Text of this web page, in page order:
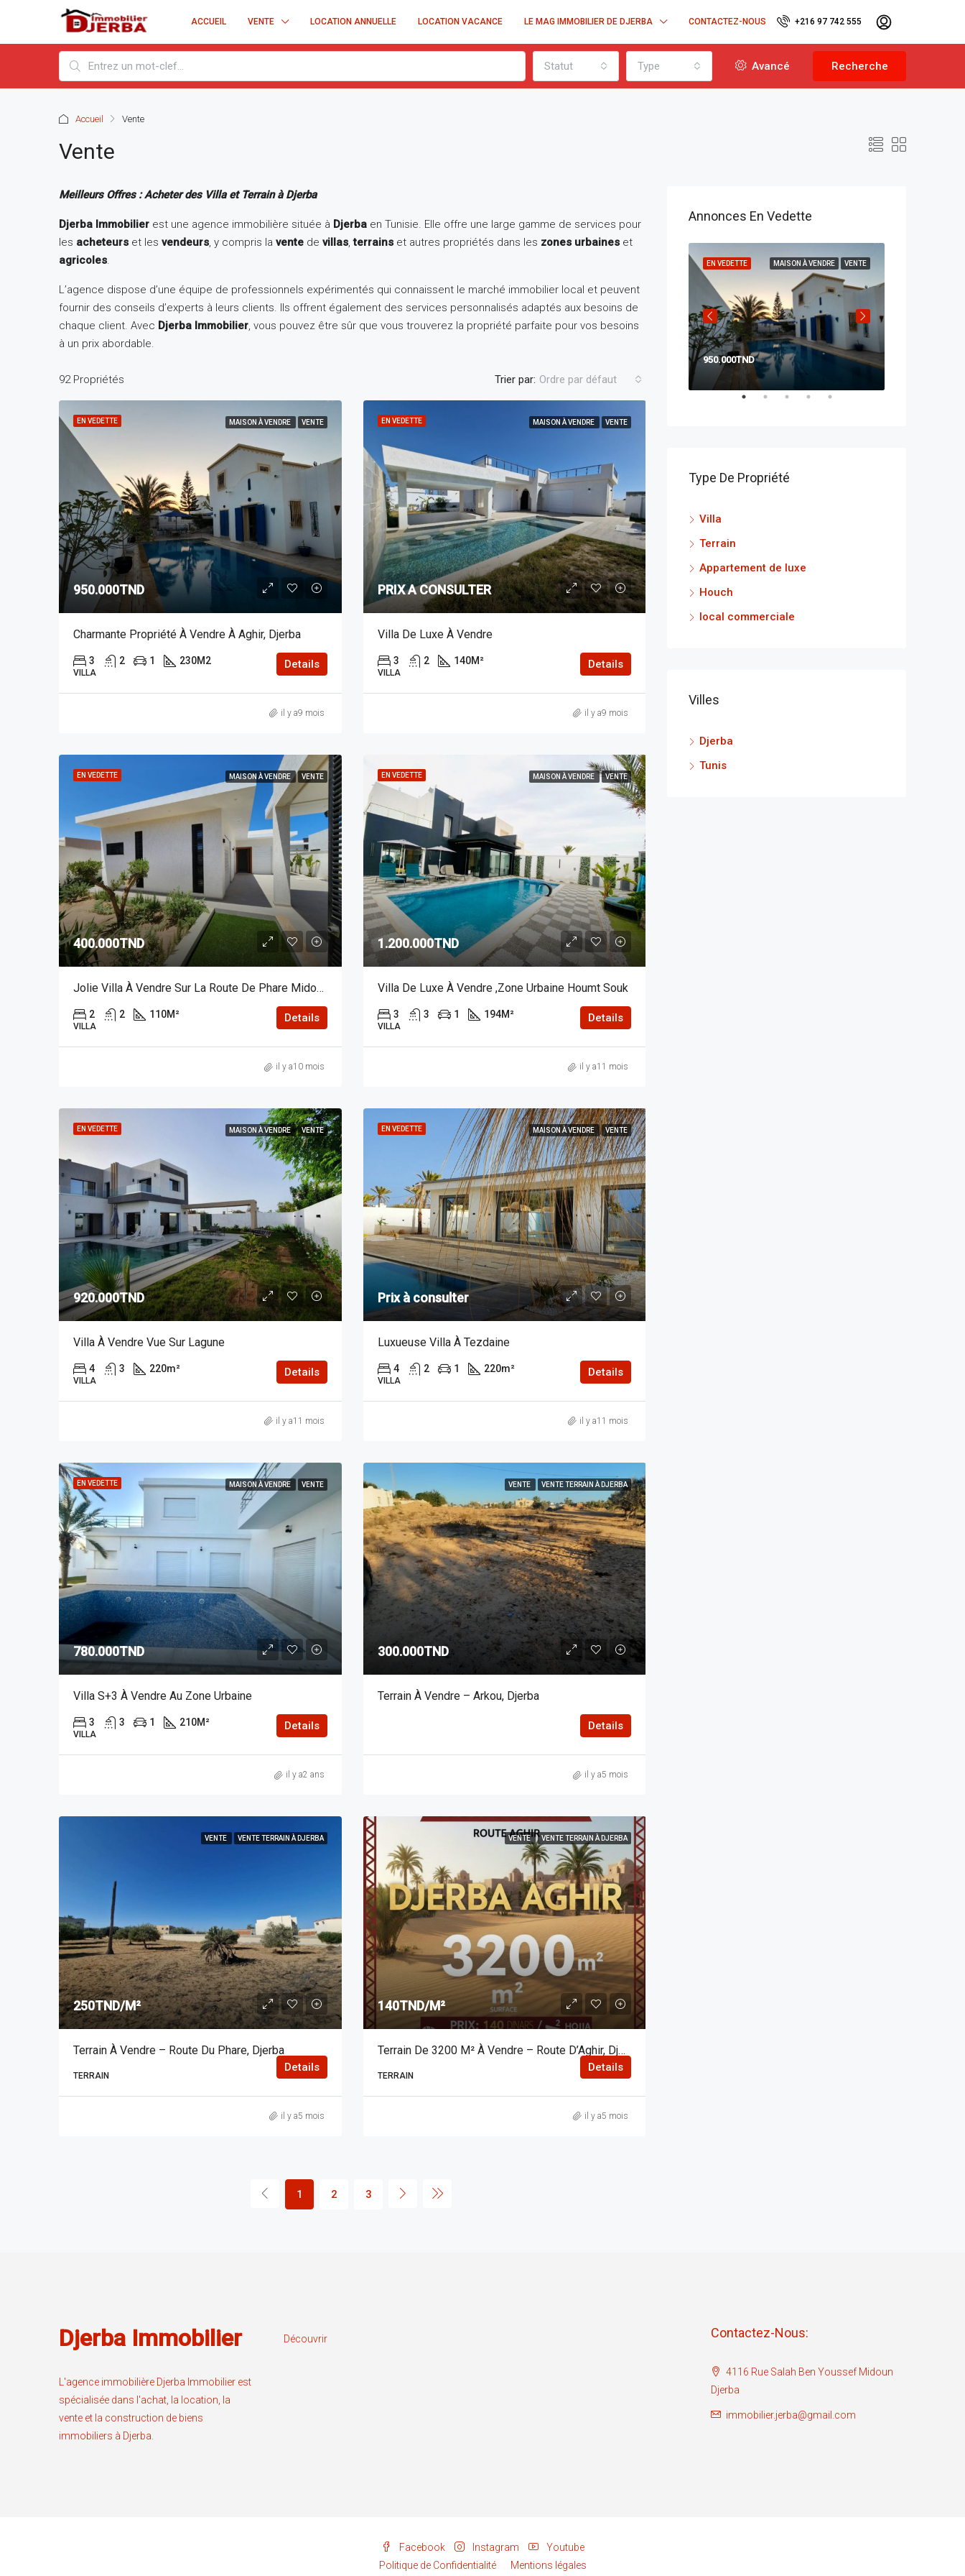
ACCUEIL VENTE LOCATION ANNUELLE LOCATION VACANCE LE MAG IMMOBILIER DE DJERBA CONTACTEZ-NOUS +216 97 742 555
Statut Type Avancé Recherche
Accueil Vente
Vente
Meilleurs Offres : Acheter des Villa et Terrain à Djerba
Djerba Immobilier est une agence immobilière située à Djerba en Tunisie. Elle offre une large gamme de services pour
les acheteurs et les vendeurs, y compris la vente de villas,terrains et autres propriétés dans les zones urbaines et
agricoles.
L’agence dispose d’une équipe de professionnels expérimentés qui connaissent le marché immobilier local et peuvent
fournir des conseils d’experts à leurs clients. Ils offrent également des services personnalisés adaptés aux besoins de
chaque client. Avec Djerba Immobilier, vous pouvez être sûr que vous trouverez la propriété parfaite pour vos besoins
à un prix abordable.
92 Propriétés Trier par: Ordre par défaut
EN VEDETTE MAISON À VENDRE VENTE
950.000TND
Charmante Propriété À Vendre À Aghir, Djerba
3 2 1 230M2
VILLA
Details
il y a9 mois
EN VEDETTE MAISON À VENDRE VENTE
PRIX A CONSULTER
Villa De Luxe À Vendre
3 2 140M²
VILLA
Details
il y a9 mois
EN VEDETTE MAISON À VENDRE VENTE
400.000TND
Jolie Villa À Vendre Sur La Route De Phare Midoun
2 2 110M²
VILLA
Details
il y a10 mois
EN VEDETTE MAISON À VENDRE VENTE
1.200.000TND
Villa De Luxe À Vendre ,Zone Urbaine Houmt Souk
3 3 1 194M²
VILLA
Details
il y a11 mois
EN VEDETTE MAISON À VENDRE VENTE
920.000TND
Villa À Vendre Vue Sur Lagune
4 3 220m²
VILLA
Details
il y a11 mois
EN VEDETTE MAISON À VENDRE VENTE
Prix à consulter
Luxueuse Villa À Tezdaine
4 2 1 220m²
VILLA
Details
il y a11 mois
EN VEDETTE MAISON À VENDRE VENTE
780.000TND
Villa S+3 À Vendre Au Zone Urbaine
3 3 1 210M²
VILLA
Details
il y a2 ans
VENTE VENTE TERRAIN À DJERBA
300.000TND
Terrain À Vendre – Arkou, Djerba
Details
il y a5 mois
VENTE VENTE TERRAIN À DJERBA
250TND/M²
Terrain À Vendre – Route Du Phare, Djerba
TERRAIN
Details
il y a5 mois
VENTE VENTE TERRAIN À DJERBA
140TND/M²
Terrain De 3200 M² À Vendre – Route D’Aghir, Djerba
TERRAIN
Details
il y a5 mois
1 2 3
Annonces En Vedette
MAISON À VENDRE VENTE
EN VEDETTE
950.000TND
Type De Propriété
Villa
Terrain
Appartement de luxe
Houch
local commerciale
Villes
Djerba
Tunis
Djerba Immobilier
L'agence immobilière Djerba Immobilier est
spécialisée dans l'achat, la location, la
vente et la construction de biens
immobiliers à Djerba.
Découvrir Contactez-Nous:
4116 Rue Salah Ben Youssef Midoun
Djerba
immobilier.jerba@gmail.com
Facebook Instagram
Youtube
Politique de Confidentialité
Mentions légales